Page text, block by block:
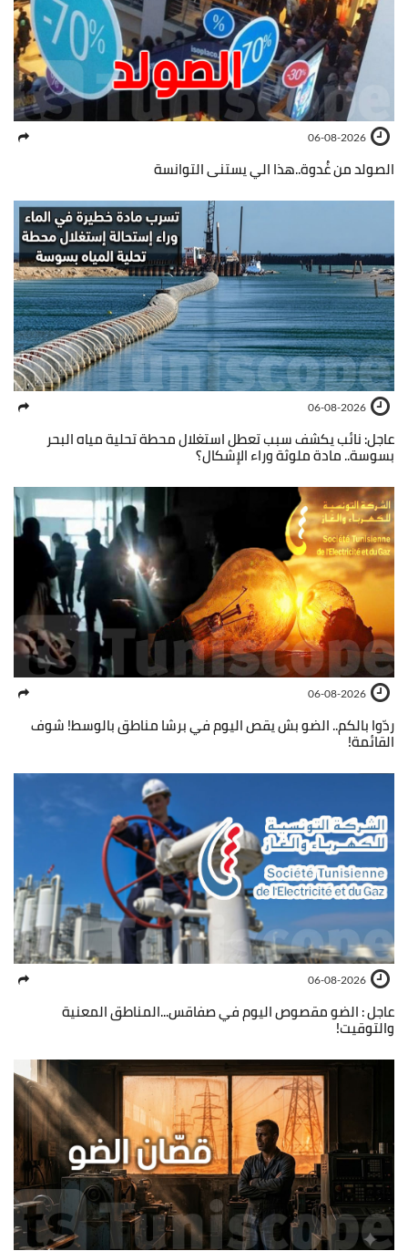
06-08-2026
الصولد من غُدوة..هذا الي يستنى التوانسة
06-08-2026
عاجل: نائب يكشف سبب تعطل استغلال محطة تحلية مياه البحر
بسوسة.. مادة ملوثة وراء الإشكال؟
06-08-2026
ردّوا بالكم.. الضو بش يقص اليوم في برشا مناطق بالوسط! شوف
القائمة!
06-08-2026
عاجل : الضو مقصوص اليوم في صفاقس...المناطق المعنية
والتوقيت!